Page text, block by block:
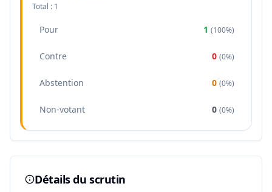
Total : 1
Pour 1 (100%)
Contre 0 (0%)
Abstention 0 (0%)
Non-votant 0 (0%)
Détails du scrutin